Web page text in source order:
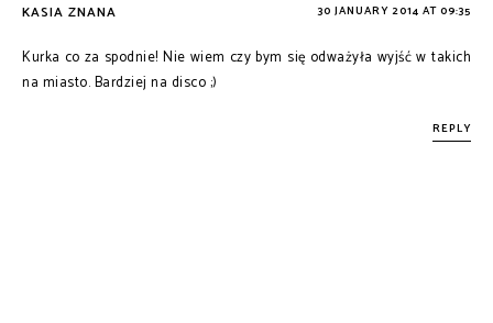
KASIA ZNANA 30 JANUARY 2014 AT 09:35
Kurka co za spodnie! Nie wiem czy bym się odważyła wyjść w takich
na miasto. Bardziej na disco ;)
REPLY